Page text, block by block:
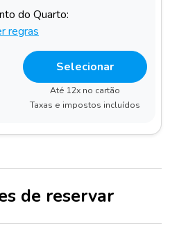
do Quarto:
regras
Selecionar
Até 12x no cartão
Taxas e impostos incluídos
de reservar